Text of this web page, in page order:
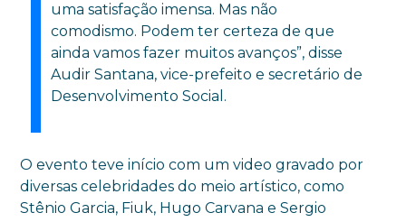
uma satisfação imensa. Mas não
comodismo. Podem ter certeza de que
ainda vamos fazer muitos avanços”, disse
Audir Santana, vice-prefeito e secretário de
Desenvolvimento Social.
O evento teve início com um video gravado por
diversas celebridades do meio artístico, como
Stênio Garcia, Fiuk, Hugo Carvana e Sergio